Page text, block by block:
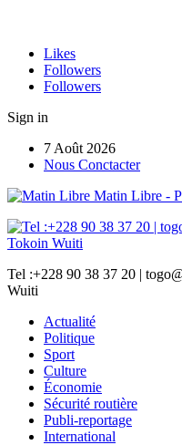
Likes
Followers
Followers
Sign in
7 Août 2026
Nous Conctacter
Matin Libre -
Tel :+228 90 38 37 20 |
Wuiti
Actualité
Politique
Sport
Culture
Économie
Sécurité routière
Publi-reportage
International